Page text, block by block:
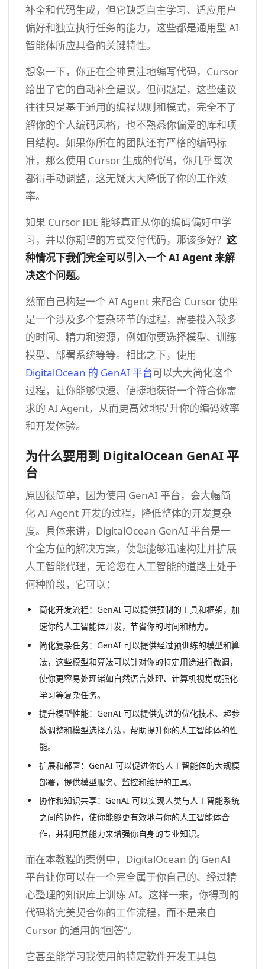
补全和代码生成，但它缺乏自主学习、适应用户
偏好和独立执行任务的能力，这些都是通用型 AI
智能体所应具备的关键特性。
想象一下，你正在全神贯注地编写代码，Cursor
给出了它的自动补全建议。但问题是，这些建议
往往只是基于通用的编程规则和模式，完全不了
解你的个人编码风格，也不熟悉你偏爱的库和项
目结构。如果你所在的团队还有严格的编码标
准，那么使用 Cursor 生成的代码，你几乎每次
都得手动调整，这无疑大大降低了你的工作效
率。
如果 Cursor IDE 能够真正从你的编码偏好中学
习，并以你期望的方式交付代码，那该多好？ 这
种情况下我们完全可以引入一个AI Agent 来解
决这个问题。
然而自己构建一个 AI Agent 来配合 Cursor 使用
是一个涉及多个复杂环节的过程，需要投入较多
的时间、精力和资源，例如你要选择模型、训练
模型、部署系统等等。相比之下，使用
DigitalOcean 的 GenAI 平台可以大大简化这个
过程，让你能够快速、便捷地获得一个符合你需
求的 AI Agent，从而更高效地提升你的编码效率
和开发体验。
为什么要用到 DigitalOcean GenAI 平
台
原因很简单，因为使用 GenAI 平台，会大幅简
化 AI Agent 开发的过程，降低整体的开发复杂
度。具体来讲，DigitalOcean GenAI 平台是一
个全方位的解决方案，使您能够迅速构建并扩展
人工智能代理，无论您在人工智能的道路上处于
何种阶段，它可以：
简化开发流程：GenAI 可以提供预制的工具和框架，加
速你的人工智能体开发，节省你的时间和精力。
简化复杂任务：GenAI 可以提供经过预训练的模型和算
法，这些模型和算法可以针对你的特定用途进行微调，
使你更容易处理诸如自然语言处理、计算机视觉或强化
学习等复杂任务。
提升模型性能：GenAI 可以提供先进的优化技术、超参
数调整和模型选择方法，帮助提升你的人工智能体的性
能。
扩展和部署：GenAI 可以促进你的人工智能体的大规模
部署，提供模型服务、监控和维护的工具。
协作和知识共享：GenAI 可以实现人类与人工智能系统
之间的协作，使你能够更有效地与你的人工智能体合
作，并利用其能力来增强你自身的专业知识。
而在本教程的案例中，DigitalOcean 的 GenAI
平台让你可以在一个完全属于你自己的、经过精
心整理的知识库上训练 AI。这样一来，你得到的
代码将完美契合你的工作流程，而不是来自
Cursor 的通用的“回答”。
它甚至能学习我使用的特定软件开发工具包